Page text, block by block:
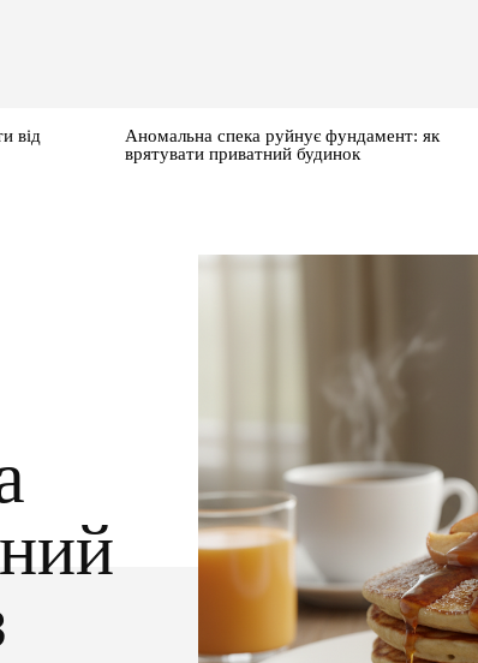
від
Аномальна спека руйнує фундамент: як
врятувати приватний будинок